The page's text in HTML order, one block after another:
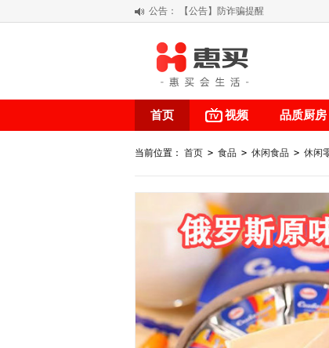
公告：
【公告】防诈骗提醒
阳春三月 惠买带你感受第一颗黄果
关于假冒我公司“惠买小程序“的声明
首页 视频 品质厨房
当前位置： 首页 > 食品 > 休闲食品 > 休闲